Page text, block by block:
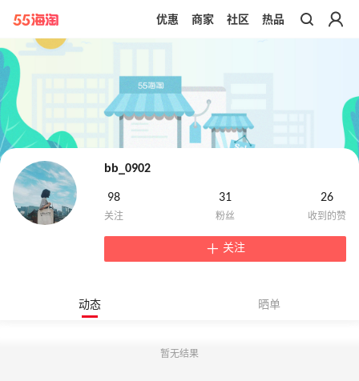
带你去官网买正品
优惠 商家 社区 热品
bb_0902
98 31 26
关注
动态 晒单
暂无结果